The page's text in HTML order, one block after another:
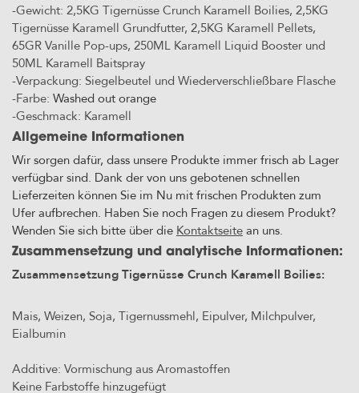
-Gewicht: 2,5KG Tigernüsse Crunch Karamell Boilies, 2,5KG
Tigernüsse Karamell Grundfutter, 2,5KG Karamell Pellets,
65GR Vanille Pop-ups, 250ML Karamell Liquid Booster und
50ML Karamell Baitspray
-Verpackung: Siegelbeutel und Wiederverschließbare Flasche
-Farbe: Washed out orange
-Geschmack: Karamell
Allgemeine Informationen
Wir sorgen dafür, dass unsere Produkte immer frisch ab Lager
verfügbar sind. Dank der von uns gebotenen schnellen
Lieferzeiten können Sie im Nu mit frischen Produkten zum
Ufer aufbrechen. Haben Sie noch Fragen zu diesem Produkt?
Wenden Sie sich bitte über die Kontaktseitean uns.
Zusammensetzung und analytische Informationen:
Zusammensetzung Tigernüsse Crunch Karamell Boilies:
Mais, Weizen, Soja, Tigernussmehl, Eipulver, Milchpulver,
Eialbumin
Additive: Vormischung aus Aromastoffen
Keine Farbstoffe hinzugefügt